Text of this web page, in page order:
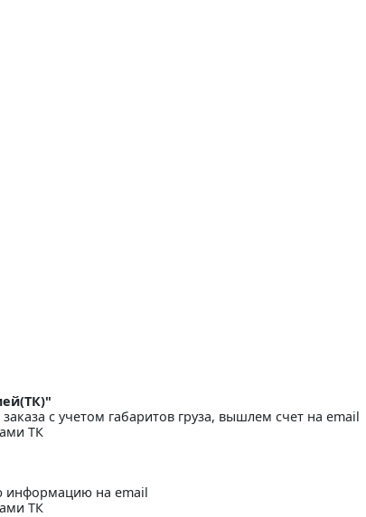
заказа с учетом габаритов груза, вышлем счет на email
ТК
информацию на email
ТК